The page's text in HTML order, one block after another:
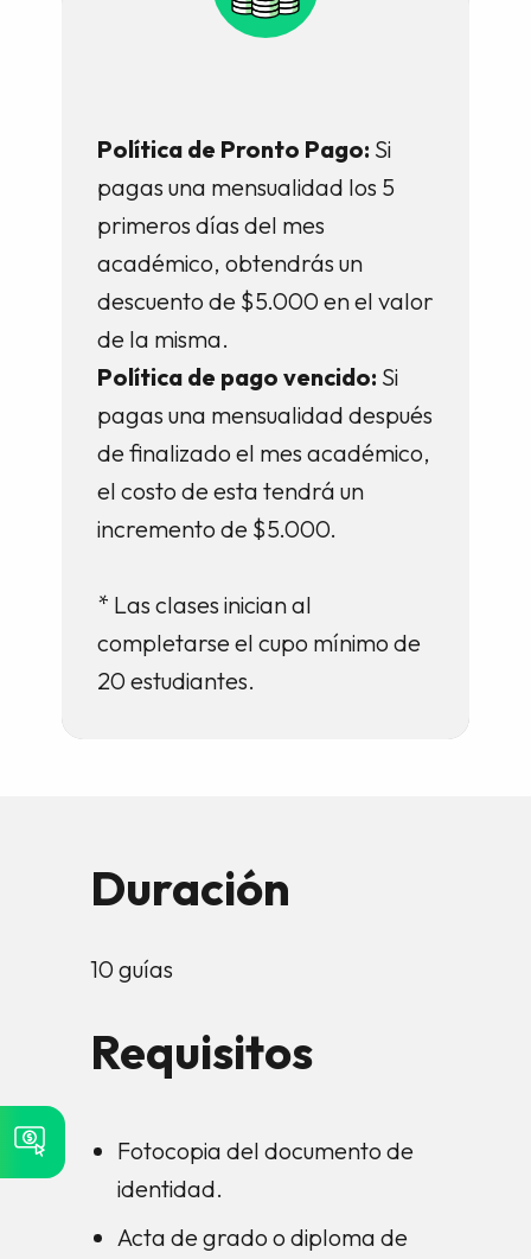
Política de Pronto Pago: Si
pagas una mensualidad los 5
primeros días del mes
académico, obtendrás un
descuento de $5.000 en el valor
de la misma.
Política de pago vencido: Si
pagas una mensualidad después
de finalizado el mes académico,
el costo de esta tendrá un
incremento de $5.000.
* Las clases inician al
completarse el cupo mínimo de
20 estudiantes.
Duración
10 guías
Requisitos
Fotocopia del documento de
identidad.
Acta de grado o diploma de